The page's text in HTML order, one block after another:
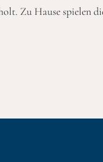
Zu Hause spielen